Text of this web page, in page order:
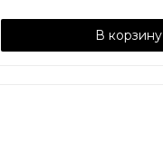
В корзину